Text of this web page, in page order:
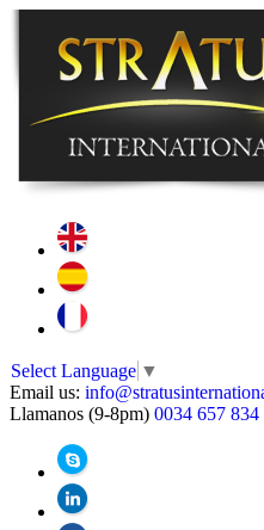
Select Language ▼
Email us:
Llamanos (9-8pm) 0034 657 834